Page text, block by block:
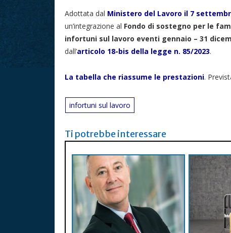
Adottata dal Ministero del Lavoro il 7
un’integrazione al Fondo di sostegno per le
infortuni sul lavoro eventi gennaio – 31
dall’articolo 18-bis della legge n. 85/2023.
La tabella che riassume le prestazioni.
infortuni sul lavoro
Ti potrebbe interessare